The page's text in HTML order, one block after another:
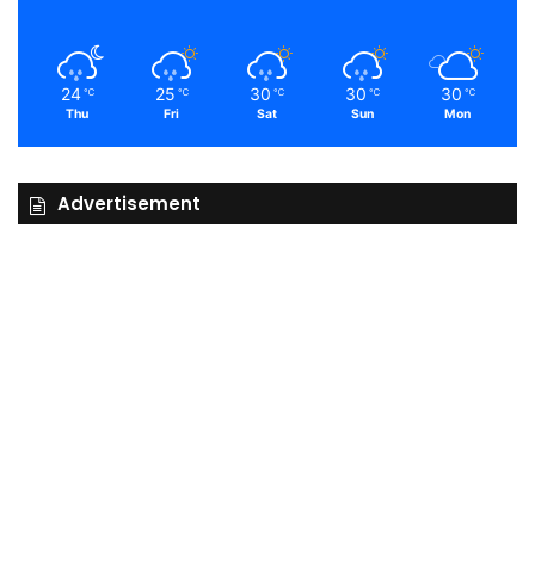
24 ℃
Thu
25 ℃
Fri
30 ℃
Sat
30 ℃
Sun
30 ℃
Mon
Advertisement